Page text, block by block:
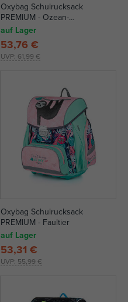
Oxybag Schulrucksack
PREMIUM - Ozean-
Regenbogen
auf Lager
UVP: 61,99 €
53,76 €
Oxybag Schulrucksack
PREMIUM - Faultier
auf Lager
UVP: 55,99 €
53,31 €